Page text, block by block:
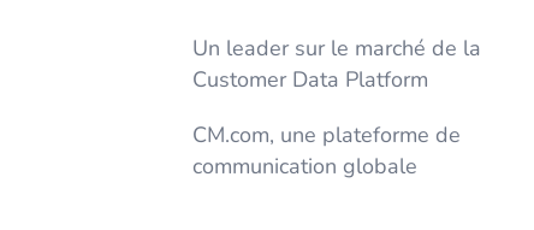
Un leader sur le marché de la
Customer Data Platform
CM.com, une plateforme de
communication globale